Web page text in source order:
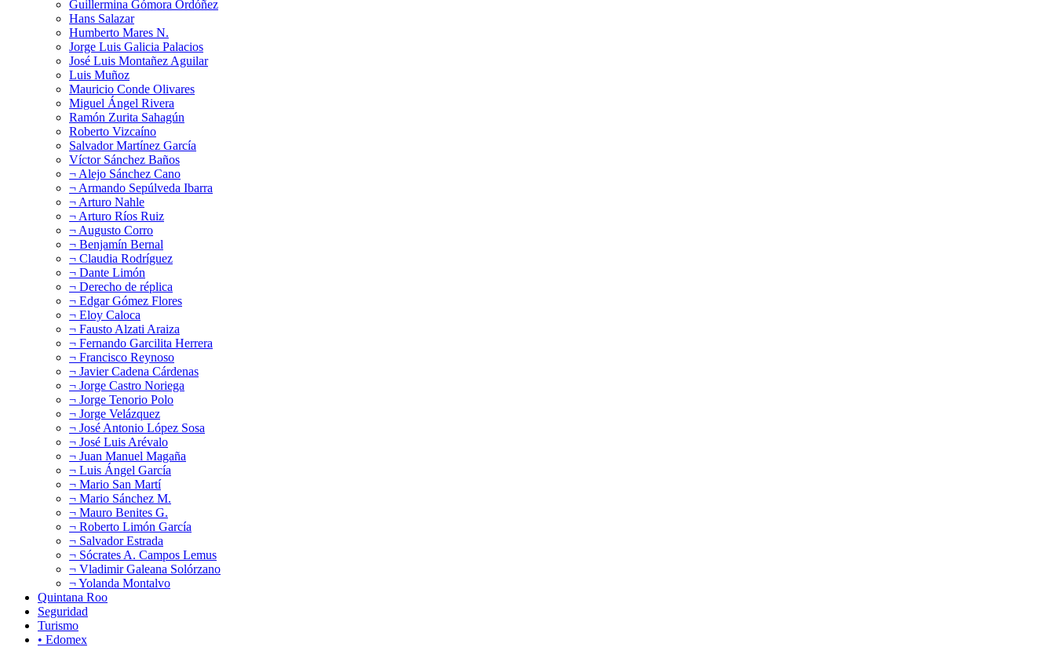
Guillermina Gómora Ordóñez
Hans Salazar
Humberto Mares N.
Jorge Luis Galicia Palacios
José Luis Montañez Aguilar
Luis Muñoz
Mauricio Conde Olivares
Miguel Ángel Rivera
Ramón Zurita Sahagún
Roberto Vizcaíno
Salvador Martínez García
Víctor Sánchez Baños
¬ Alejo Sánchez Cano
¬ Armando Sepúlveda Ibarra
¬ Arturo Nahle
¬ Arturo Ríos Ruiz
¬ Augusto Corro
¬ Benjamín Bernal
¬ Claudia Rodríguez
¬ Dante Limón
¬ Derecho de réplica
¬ Edgar Gómez Flores
¬ Eloy Caloca
¬ Fausto Alzati Araiza
¬ Fernando Garcilita Herrera
¬ Francisco Reynoso
¬ Javier Cadena Cárdenas
¬ Jorge Castro Noriega
¬ Jorge Tenorio Polo
¬ Jorge Velázquez
¬ José Antonio López Sosa
¬ José Luis Arévalo
¬ Juan Manuel Magaña
¬ Luis Ángel García
¬ Mario San Martí
¬ Mario Sánchez M.
¬ Mauro Benites G.
¬ Roberto Limón García
¬ Salvador Estrada
¬ Sócrates A. Campos Lemus
¬ Vladimir Galeana Solórzano
¬ Yolanda Montalvo
Quintana Roo
Seguridad
Turismo
• Edomex